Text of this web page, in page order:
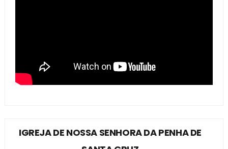
IGREJA DE NOSSA SENHORA DA PENHA DE